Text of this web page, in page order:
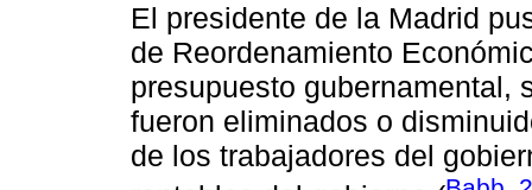
El presidente de la Madrid
de Reordenamiento
presupuesto gubernamental,
fueron eliminados o
de los trabajadores del